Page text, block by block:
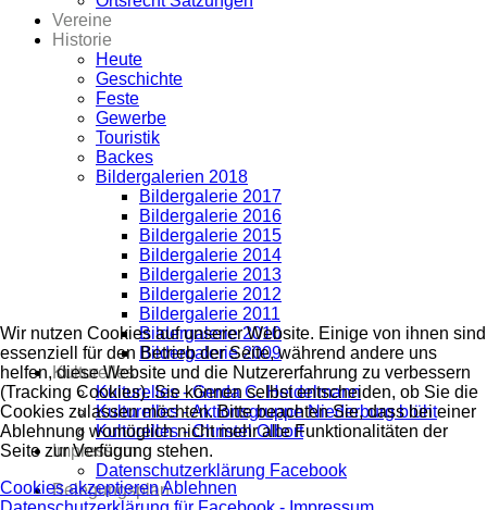
Vereine
Historie
Heute
Geschichte
Feste
Gewerbe
Touristik
Backes
Bildergalerien 2018
Bildergalerie 2017
Bildergalerie 2016
Bildergalerie 2015
Bildergalerie 2014
Bildergalerie 2013
Bildergalerie 2012
Bildergalerie 2011
Bildergalerie 2010
Bildergalerie 2009
Kulturelles
Kulturelles - Gerda C. Heidelmann
Kulturelles - Aktionsgruppe Niederburg blüht
Kulturelles - Christel Olbort
Impressum
Datenschutzerklärung Facebook
Belegungsplan
Wir nutzen Cookies auf unserer Website. Einige von ihnen sind
essenziell für den Betrieb der Seite, während andere uns
helfen, diese Website und die Nutzererfahrung zu verbessern
(Tracking Cookies). Sie können selbst entscheiden, ob Sie die
Cookies zulassen möchten. Bitte beachten Sie, dass bei einer
Ablehnung womöglich nicht mehr alle Funktionalitäten der
Seite zur Verfügung stehen.
Cookies akzeptierenAblehnen